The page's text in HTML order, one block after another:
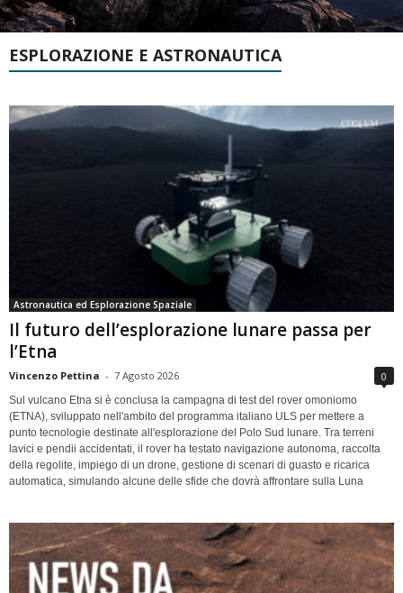
ESPLORAZIONE E ASTRONAUTICA
Astronautica ed Esplorazione Spaziale
Il futuro dell’esplorazione lunare passa per
l’Etna
Vincenzo Pettina - 7 Agosto 2026 0
Sul vulcano Etna si è conclusa la campagna di test del rover omoniomo
(ETNA), sviluppato nell'ambito del programma italiano ULS per mettere a
punto tecnologie destinate all'esplorazione del Polo Sud lunare. Tra terreni
lavici e pendii accidentati, il rover ha testato navigazione autonoma, raccolta
della regolite, impiego di un drone, gestione di scenari di guasto e ricarica
automatica, simulando alcune delle sfide che dovrà affrontare sulla Luna